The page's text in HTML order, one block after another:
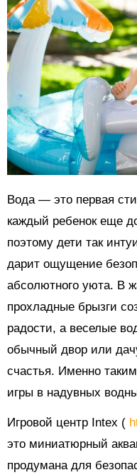
Вода — это первая
каждый ребенок еще
поэтому дети так
дарит ощущение
абсолютного уюта. В
прохладные брызги
радости, а веселые
обычный двор или
счастья. Именно
игры в надувных
Игровой центр Intex (
это миниатюрный
продумана для